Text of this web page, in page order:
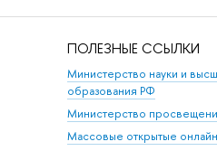
ПОЛЕЗНЫЕ ССЫЛКИ
Министерство науки и
образования РФ
Министерство
Массовые открытые